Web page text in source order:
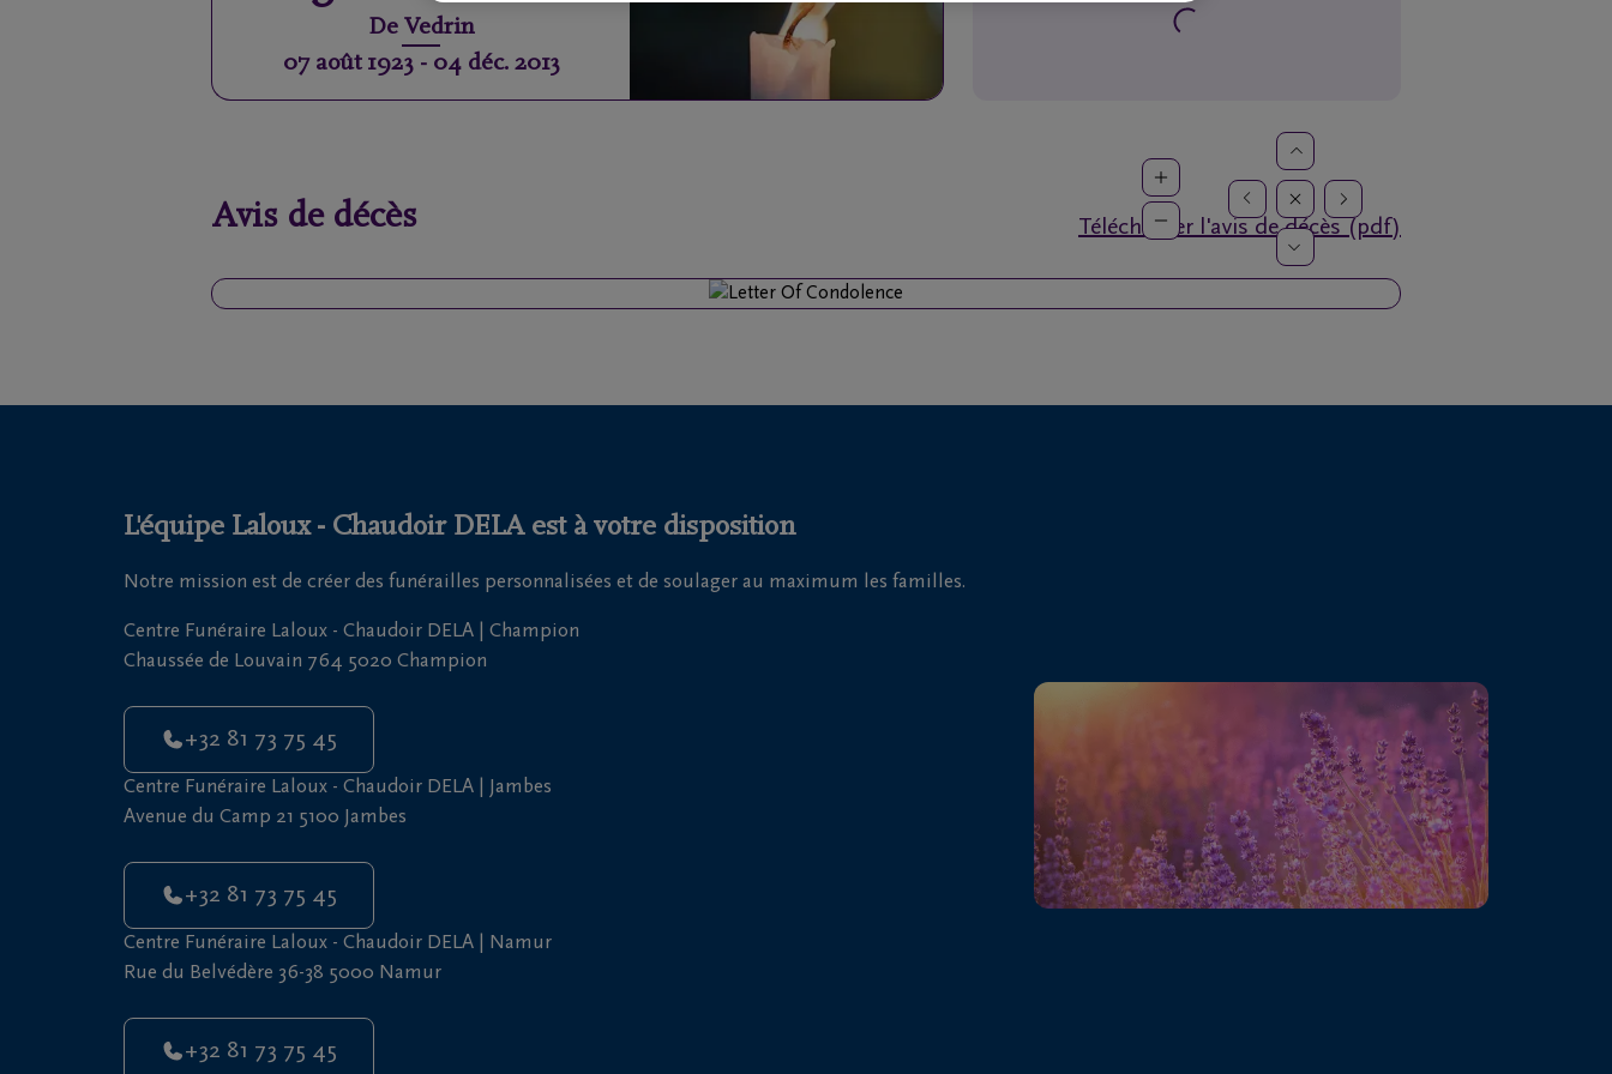
De Vedrin
07 août 1923- 04 déc. 2013
Avis de décès Télécharger l'avis de décès (pdf)
L'équipe Laloux - Chaudoir DELA est à votre disposition
Notre mission est de créer des funérailles personnalisées et de soulager au maximum les familles.
Centre Funéraire Laloux - Chaudoir DELA | Champion
Chaussée de Louvain 764 5020 Champion
+32 81 73 75 45
Centre Funéraire Laloux - Chaudoir DELA | Jambes
Avenue du Camp 21 5100 Jambes
+32 81 73 75 45
Centre Funéraire Laloux - Chaudoir DELA | Namur
Rue du Belvédère 36-38 5000 Namur
+32 81 73 75 45